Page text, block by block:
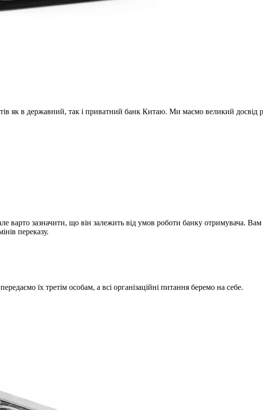
як в державний, так і приватний банк Китаю. Ми маємо великий досвід
варто зазначити, що він залежить від умов роботи банку отримувача.
переказу.
їх третім особам, а всі організаційні питання беремо на себе.